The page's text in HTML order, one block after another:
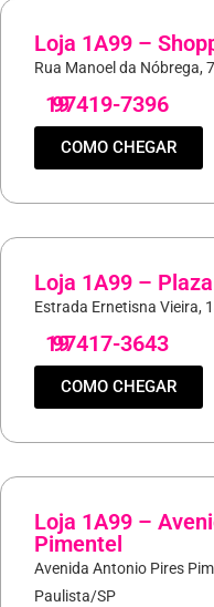
Loja 1A99 –
Rua Manoel da Nóbrega,
19
97419-7396
COMO CHEGAR
Loja 1A99 –
Estrada Ernetisna Vieira,
19
97417-3643
COMO CHEGAR
Loja 1A99 –
Pimentel
Avenida Antonio Pires
Paulista/SP